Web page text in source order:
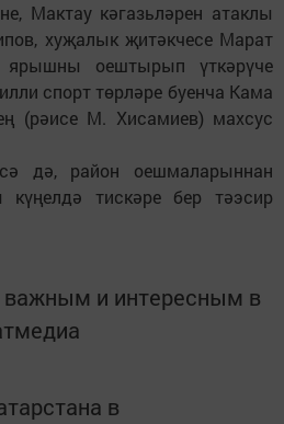
Мактау кәгазьләрен атаклы
хуҗалык җитәкчесе Марат
оештырып үткәрүче
спорт төрләре буенча Кама
(рәисе М. Хисамиев) махсус
дә, район оешмаларыннан
күңелдә тискәре бер тәэсир
и интересным в
в